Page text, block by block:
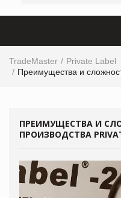
TradeMaster
Private Label
Преимущества и
ПРЕИМУЩЕСТВА И
ПРОИЗВОДСТВА